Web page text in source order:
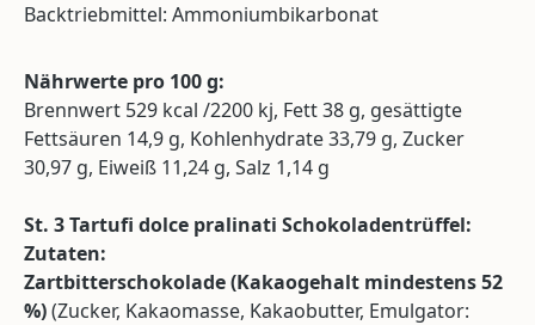
Backtriebmittel: Ammoniumbikarbonat
Nährwerte pro 100 g:
Brennwert 529 kcal /2200 kj, Fett 38 g, gesättigte
Fettsäuren 14,9 g, Kohlenhydrate 33,79 g, Zucker
30,97 g, Eiweiß 11,24 g, Salz 1,14 g
St. 3 Tartufi dolce pralinati Schokoladentrüffel:
Zutaten:
Zartbitterschokolade (Kakaogehalt mindestens 52
%)(Zucker, Kakaomasse, Kakaobutter, Emulgator: